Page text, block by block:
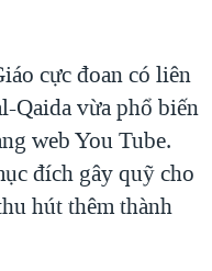
MỸ: QUÁ KHỨ VÀ HIỆN
cực đoan có liên
Qaida vừa phổ biến
web You Tube.
đích gây quỹ cho
hút thêm thành